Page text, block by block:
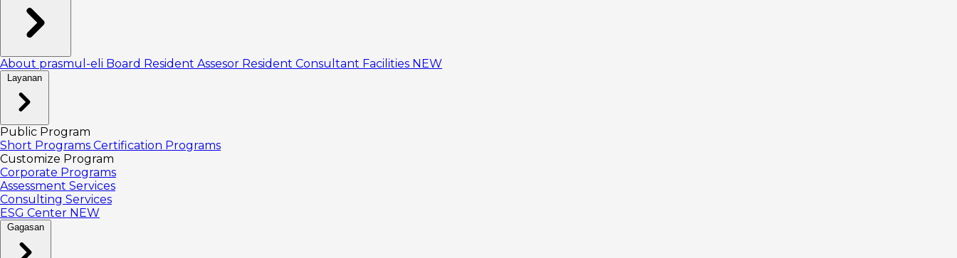
About prasmul-eli Board Resident Assesor Resident Consultant Facilities NEW
Layanan
Public Program
Short Programs Certification Programs
Customize Program
Corporate Programs
Assessment Services
Consulting Services
ESG Center NEW
Gagasan